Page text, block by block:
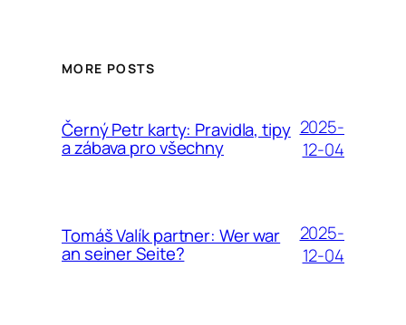
MORE POSTS
Černý Petr karty: Pravidla, tipy
a zábava pro všechny
2025-
12-04
Tomáš Valík partner: Wer war
an seiner Seite?
2025-
12-04